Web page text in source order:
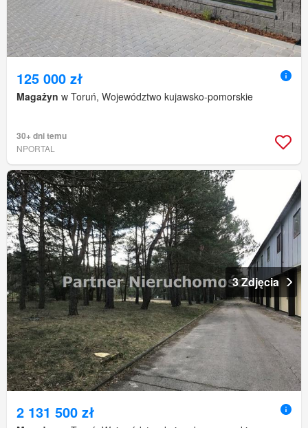
125 000 zł
Magażyn w Toruń, Województwo kujawsko-pomorskie
30+ dni temu
NPORTAL
3 Zdjęcia
2 131 500 zł